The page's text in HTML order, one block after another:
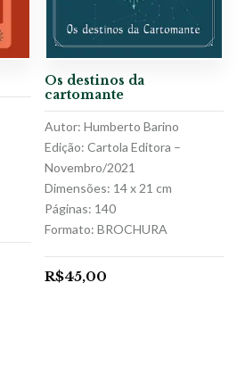
Os destinos da
cartomante
Autor: Humberto Barino
Edição: Cartola Editora –
Novembro/2021
Dimensões: 14 x 21 cm
Páginas: 140
Formato: BROCHURA
R$45,00